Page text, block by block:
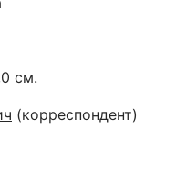
см.
(корреспондент)